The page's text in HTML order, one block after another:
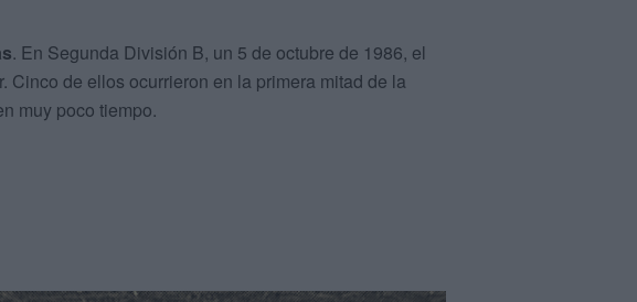
. En Segunda División B, un 5 de octubre de 1986, el
de ellos ocurrieron en la primera mitad de la
muy poco tiempo.